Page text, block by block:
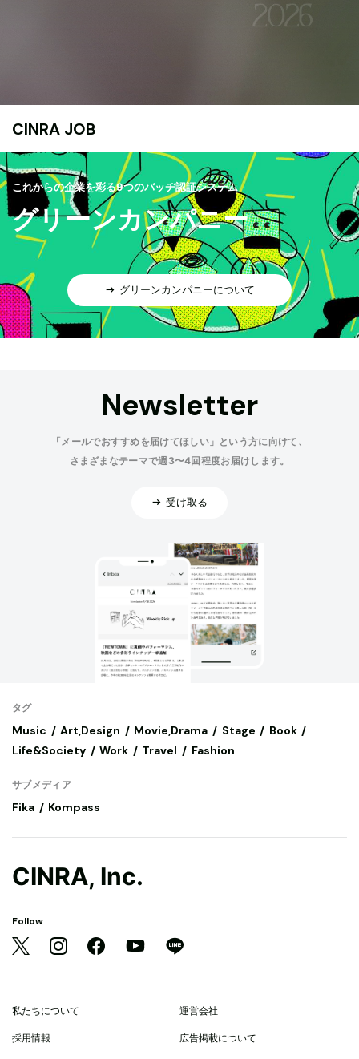
CINRA JOB
これからの企業を彩る9つのバッヂ認証システム
グリーンカンパニー
グリーンカンパニーについて
Newsletter
「メールでおすすめを届けてほしい」という方に向けて、
さまざまなテーマで週3〜4回程度お届けします。
受け取る
タグ
Music Art,Design Movie,Drama Stage
Book
Life&Society
Work Travel Fashion
サブメディア
Fika Kompass
CINRA, Inc.
Follow
私たちについて 運営会社
採用情報 広告掲載について